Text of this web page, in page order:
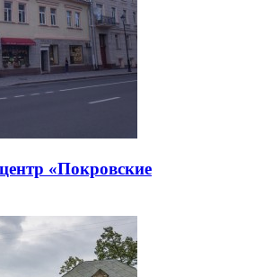
«Покровские